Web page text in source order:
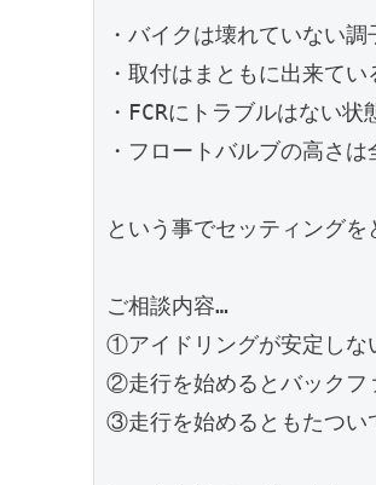
・バイクは壊れていない
・取付はまともに出来てい
・FCRにトラブルはない状
・フロートバルブの高さ
という事でセッティングを
ご相談内容…
①アイドリングが安定しな
②走行を始めるとバックフ
③走行を始めるともたつい